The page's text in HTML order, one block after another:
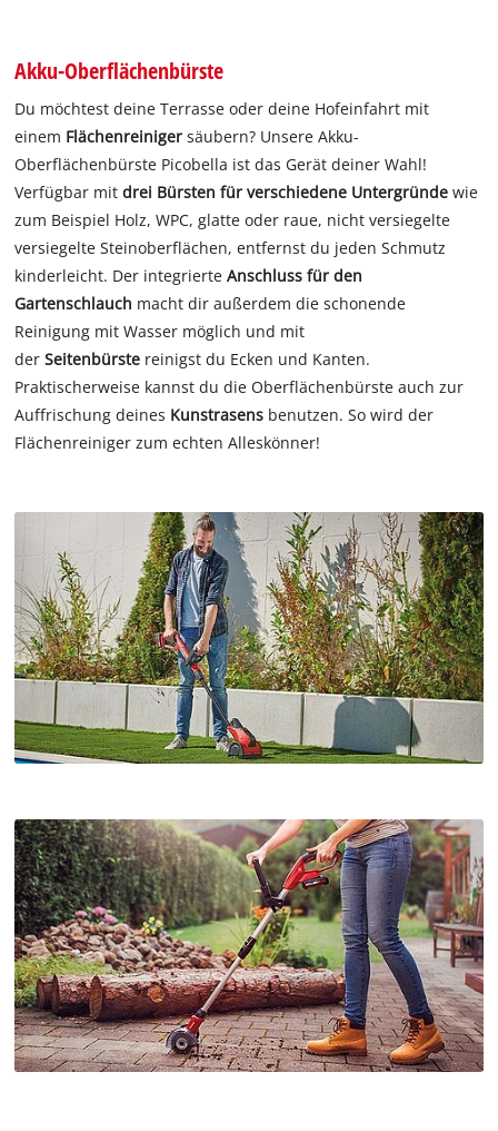
Akku-Oberflächenbürste
Du möchtest deine Terrasse oder deine Hofeinfahrt mit
einem Flächenreinigersäubern? Unsere Akku-
Oberflächenbürste Picobella ist das Gerät deiner Wahl!
Verfügbar mitdrei Bürsten für verschiedene Untergründe wie
zum Beispiel Holz, WPC, glatte oder raue, nicht versiegelte
versiegelte Steinoberflächen, entfernst du jeden Schmutz
kinderleicht. Der integrierteAnschluss für den
Gartenschlauch macht dir außerdem die schonende
Reinigung mit Wasser möglich und mit
derSeitenbürste reinigst du Ecken und Kanten.
Praktischerweise kannst du die Oberflächenbürste auch zur
Auffrischung deines Kunstrasens benutzen. So wird der
Flächenreiniger zum echten Alleskönner!